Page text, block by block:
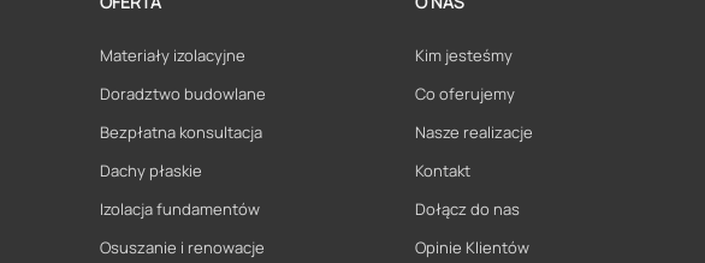
Materiały izolacyjne
Doradztwo budowlane
Bezpłatna konsultacja
Dachy płaskie
Izolacja fundamentów
Osuszanie i renowacje
Kim jesteśmy
Co oferujemy
Nasze realizacje
Kontakt
Dołącz do nas
Opinie Klientów